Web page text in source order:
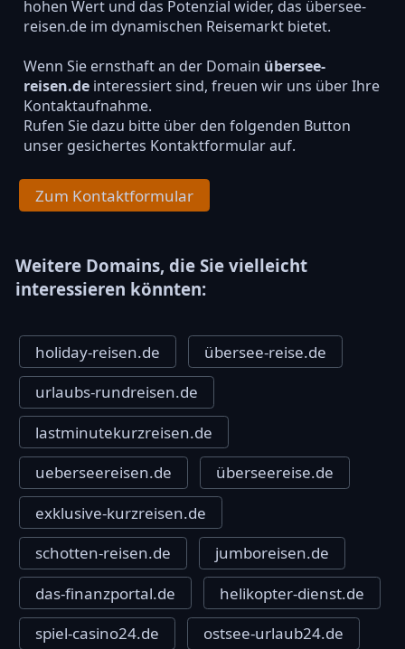
hohen Wert und das Potenzial wider, das übersee-
reisen.de im dynamischen Reisemarkt bietet.
Wenn Sie ernsthaft an der Domain übersee-
reisen.deinteressiert sind, freuen wir uns über Ihre
Kontaktaufnahme.
Rufen Sie dazu bitte über den folgenden Button
unser gesichertes Kontaktformular auf.
Zum Kontaktformular
Weitere Domains, die Sie vielleicht
interessieren könnten:
holiday-reisen.de
übersee-reise.de
urlaubs-rundreisen.de
lastminutekurzreisen.de
ueberseereisen.de
überseereise.de
exklusive-kurzreisen.de
schotten-reisen.de
jumboreisen.de
das-finanzportal.de
helikopter-dienst.de
spiel-casino24.de
ostsee-urlaub24.de